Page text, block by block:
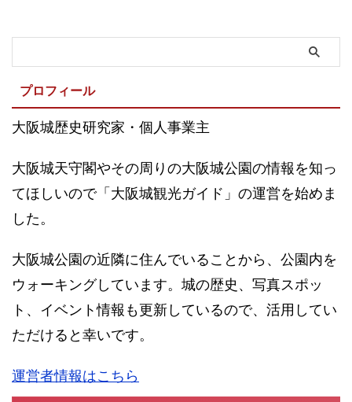
プロフィール
大阪城歴史研究家・個人事業主
大阪城天守閣やその周りの大阪城公園の情報を知っ
てほしいので「大阪城観光ガイド」の運営を始めま
した。
大阪城公園の近隣に住んでいることから、公園内を
ウォーキングしています。城の歴史、写真スポッ
ト、イベント情報も更新しているので、活用してい
ただけると幸いです。
運営者情報はこちら